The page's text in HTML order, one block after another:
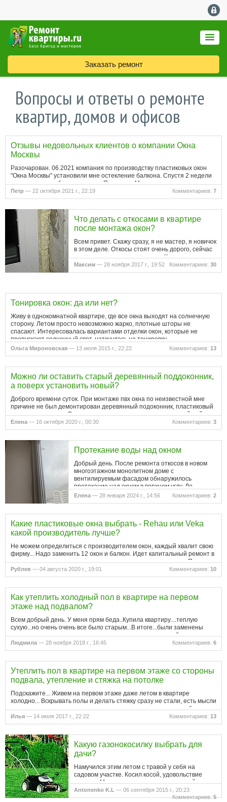
Заказать ремонт
Вопросы и ответы о ремонте
квартир, домов и офисов
Отзывы недовольных клиентов о компании Окна
Москвы
Разочарован. 06.2021 компания по производству пластиковых окон
"Окна Москвы" установили мне остекление балкона. Спустя 2 недели
после дождя на балконе потоп. Позвонил. Мне прислали человека,
который все зафиксировал и уехал. Спустя месяц еще…
Петр — 22 октября 2021 г., 22:19 Комментариев: 7
Что делать с откосами в квартире
после монтажа окон?
Всем привет. Скажу сразу, я не мастер, я новичок
в этом деле. Откосы стоят очень дорого, сейчас
у нас ремонт, хочу сэкономить. Кто может дать
совет или подробно рассказать) что мне делать
с этими откосами?…
Максим — 28 ноября 2017 г., 19:52 Комментариев: 30
Тонировка окон: да или нет?
Живу в однокомнатной квартире, где все окна выходят на солнечную
сторону. Летом просто невозможно жарко, плотные шторы не
спасают. Интересовалась вариантами отделки окон, которые не
пропускают солнечный свет, наткнулась на тонировку,
заинтересовалась.…
Ольга Мироновская — 13 июля 2015 г., 22:22 Комментариев: 13
Можно ли оставить старый деревянный поддоконник,
а поверх установить новый?
Доброго времени суток. При монтаже пвх окна по неизвестной мне
причине не был демонтирован деревянный подоконник, пластиковый
установили сверху. Отразится ли это на окнах при их дальнейшей
эксплуатации. И ещё, между новым подоконник ом и старым
деревянным…
Елена — 16 октября 2020 г., 00:30 Комментариев: 3
Протекание воды над окном
Добрый день. После ремонта откосов в новом
многоэтажном монолитном доме с
вентилируемым фасадом обнаружилось
протекание над окном в верхнем углу. До
ремонта проблем не замечали. В чем может
быть причина…
Елена — 28 января 2024 г., 14:56 Комментариев: 2
Какие пластиковые окна выбрать - Rehau или Veka
какой производитель лучше?
Не можем определиться с производителем окон, каждый хвалит свою
фирму... Надо заменить 12 окон и балкон. Идет капитальный ремонт в
квартире и к окнам не хочется возвращаться через пару лет. Пока
думаем взять Rehau, но их конкурент тоже неплох, даже где-то…
Рублев — 04 августа 2020 г., 19:01 Комментариев: 10
Как утеплить холодный пол в квартире на первом
этаже над подвалом?
Всем добрый день. У меня прям беда..Купила квартиру....теплую
сухую...но очень очень все было старым...В итоге...были заменены
деревянные окна на пластиковые..деревянные лаги...на бетонную
стяжку сверху ламинат...красиво все здорово..пришла осень...и…
Людмила — 28 ноября 2018 г., 16:45 Комментариев: 6
Утеплить пол в квартире на первом этаже со стороны
подвала, утепление и стяжка на потолке
Подскажите... Живем на первом этаже даже летом в квартире
холодно... Вскрывать полы и делать стяжку сразу не стали, есть мысли
сделать стяжку из подвала на потолке или утеплить каким либо
способом, станет ли теплее и возможен ли вообще такой вариант?…
Илья — 14 июля 2017 г., 22:22 Комментариев: 13
Какую газонокосилку выбрать для
дачи?
Намучился этим летом с травой у себя на
садовом участке. Косил косой, удовольствие
никакое. Мало того, красивыми мои лужайки
после покосов не стали. Задумался над покупкой
газонокосилки, чтоб на мои 15…
Antonenko K.L — 06 сентября 2015 г., 20:23
Комментариев:5